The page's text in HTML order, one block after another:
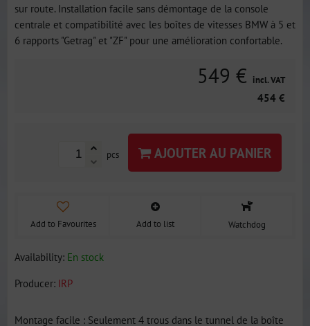
sur route. Installation facile sans démontage de la console
centrale et compatibilité avec les boîtes de vitesses BMW à 5 et
6 rapports "Getrag" et "ZF" pour une amélioration confortable.
549 € incl. VAT
454 €
pcs AJOUTER AU PANIER
Add to Favourites Add to list Watchdog
Availability: En stock
Producer: IRP
Montage facile : Seulement 4 trous dans le tunnel de la boîte